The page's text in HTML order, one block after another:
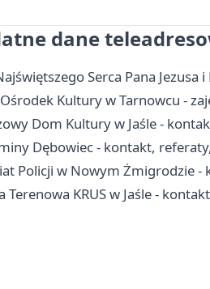
dane
Serca Pana
Kultury w Tarnowcu -
Dom Kultury w Jaśle -
Dębowiec - kontakt,
Policji w Nowym Żmigrodzie -
Terenowa KRUS w Jaśle -